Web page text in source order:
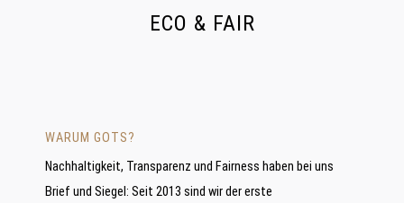
ECO & FAIR
WARUM GOTS?
Nachhaltigkeit, Transparenz und Fairness haben bei uns
Brief und Siegel: Seit 2013 sind wir der erste